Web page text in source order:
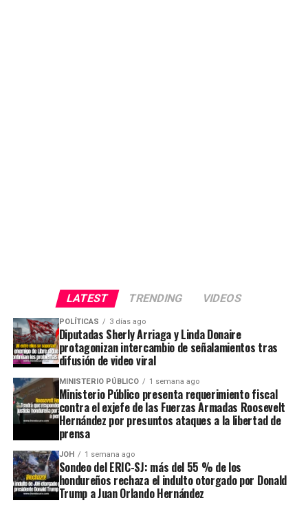
LATEST TRENDING VIDEOS
POLÍTICAS 3 días ago
Diputadas Sherly Arriaga y Linda Donaire
protagonizan intercambio de señalamientos tras
difusión de video viral
MINISTERIO PÚBLICO 1 semana ago
Ministerio Público presenta requerimiento fiscal
contra el exjefe de las Fuerzas Armadas Roosevelt
Hernández por presuntos ataques a la libertad de
prensa
JOH 1 semana ago
Sondeo del ERIC-SJ: más del 55 % de los
hondureños rechaza el indulto otorgado por Donald
Trump a Juan Orlando Hernández